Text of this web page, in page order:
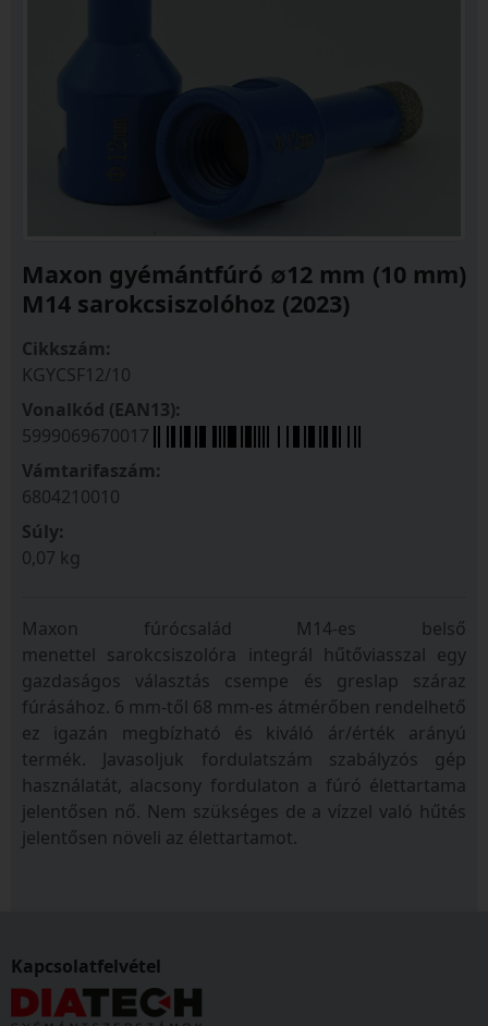
Maxon gyémántfúró ∅12 mm (10 mm)
M14 sarokcsiszolóhoz (2023)
Cikkszám:
KGYCSF12/10
Vonalkód (EAN13):
5999069670017
Vámtarifaszám:
6804210010
Súly:
0,07 kg
Maxon fúrócsalád M14-es belső
menettel sarokcsiszolóra integrál hűtőviasszal egy
gazdaságos választás csempe és greslap száraz
fúrásához. 6 mm-től 68 mm-es átmérőben rendelhető
ez igazán megbízható és kiváló ár/érték arányú
termék. Javasoljuk fordulatszám szabályzós gép
használatát, alacsony fordulaton a fúró élettartama
jelentősen nő. Nem szükséges de a vízzel való hűtés
jelentősen növeli az élettartamot.
Kapcsolatfelvétel